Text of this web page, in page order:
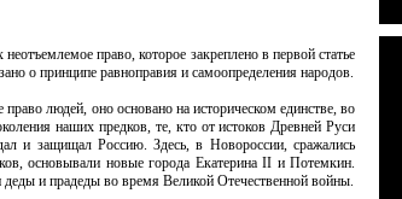
право, которое закреплено в первой статье
о принципе равноправия и самоопределения народов.
людей, оно основано на историческом единстве, во
наших предков, те, кто от истоков Древней Руси
и защищал Россию. Здесь, в Новороссии, сражались
основывали новые города Екатерина II и Потемкин.
деды и прадеды во время Великой Отечественной войны.